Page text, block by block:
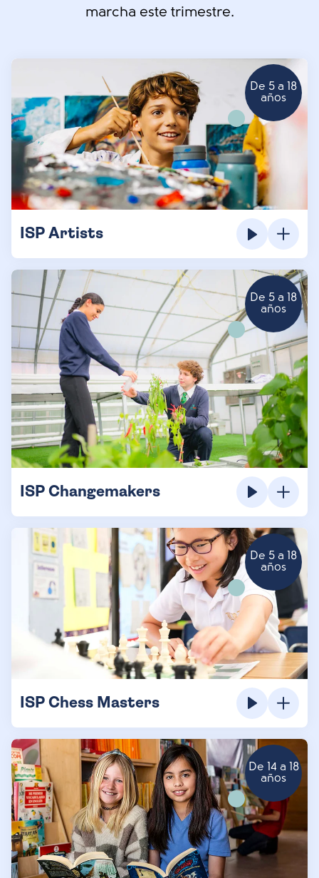
marcha este trimestre.
De 5 a 18
años
ISP Artists
De 5 a 18
años
ISP Changemakers
De 5 a 18
años
ISP Chess Masters
De 14 a 18
años